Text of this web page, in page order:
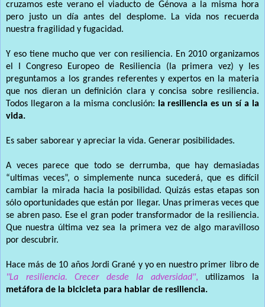
cruzamos este verano el viaducto de Génova a la misma hora
pero justo un día antes del desplome. La vida nos recuerda
nuestra fragilidad y fugacidad.
Y eso tiene mucho que ver con resiliencia. En 2010 organizamos
el I Congreso Europeo de Resiliencia (la primera vez) y les
preguntamos a los grandes referentes y expertos en la materia
que nos dieran un definición clara y concisa sobre resiliencia.
Todos llegaron a la misma conclusión: la resiliencia es un sí a la
vida.
Es saber saborear y apreciar la vida. Generar posibilidades.
A veces parece que todo se derrumba, que hay demasiadas
“ultimas veces”, o simplemente nunca sucederá, que es difícil
cambiar la mirada hacia la posibilidad. Quizás estas etapas son
sólo oportunidades que están por llegar. Unas primeras veces que
se abren paso. Ese el gran poder transformador de la resiliencia.
Que nuestra última vez sea la primera vez de algo maravilloso
por descubrir.
Hace más de 10 años Jordi Grané y yo en nuestro primer libro de
"La resiliencia. Crecer desde la adversidad", utilizamos la
metáfora de la bicicleta para hablar de resiliencia.